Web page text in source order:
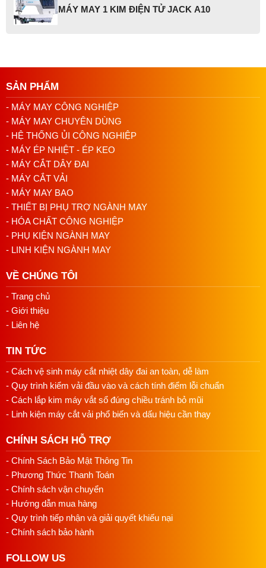
MÁY MAY 1 KIM ĐIỆN TỬ JACK A10
SẢN PHẨM
- MÁY MAY CÔNG NGHIỆP
- MÁY MAY CHUYÊN DÙNG
- HỆ THỐNG ỦI CÔNG NGHIỆP
- MÁY ÉP NHIỆT - ÉP KEO
- MÁY CẮT DÂY ĐAI
- MÁY CẮT VẢI
- MÁY MAY BAO
- THIẾT BỊ PHỤ TRỢ NGÀNH MAY
- HÓA CHẤT CÔNG NGHIỆP
- PHỤ KIỆN NGÀNH MAY
- LINH KIỆN NGÀNH MAY
VỀ CHÚNG TÔI
- Trang chủ
- Giới thiệu
- Liên hệ
TIN TỨC
- Cách vệ sinh máy cắt nhiệt dây đai an toàn, dễ làm
- Quy trình kiểm vải đầu vào và cách tính điểm lỗi chuẩn
- Cách lắp kim máy vắt sổ đúng chiều tránh bỏ mũi
- Linh kiện máy cắt vải phổ biến và dấu hiệu cần thay
CHÍNH SÁCH HỖ TRỢ
- Chính Sách Bảo Mật Thông Tin
- Phương Thức Thanh Toán
- Chính sách vận chuyển
- Hướng dẫn mua hàng
- Quy trình tiếp nhận và giải quyết khiếu nại
- Chính sách bảo hành
FOLLOW US